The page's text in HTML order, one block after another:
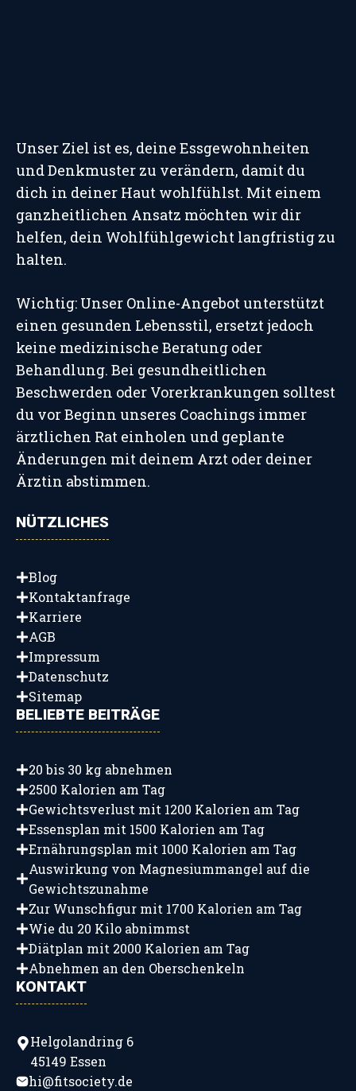
Unser Ziel ist es, deine Essgewohnheiten
und Denkmuster zu verändern, damit du
dich in deiner Haut wohlfühlst. Mit einem
ganzheitlichen Ansatz möchten wir dir
helfen, dein Wohlfühlgewicht langfristig zu
halten.
Wichtig: Unser Online-Angebot unterstützt
einen gesunden Lebensstil, ersetzt jedoch
keine medizinische Beratung oder
Behandlung. Bei gesundheitlichen
Beschwerden oder Vorerkrankungen solltest
du vor Beginn unseres Coachings immer
ärztlichen Rat einholen und geplante
Änderungen mit deinem Arzt oder deiner
Ärztin abstimmen.
NÜTZLICHES
Blog
Kontaktanfrage
Karriere
AGB
Impressum
Datenschutz
Sitemap
BELIEBTE BEITRÄGE
20 bis 30 kg abnehmen
2500 Kalorien am Tag
Gewichtsverlust mit 1200 Kalorien am Tag
Essensplan mit 1500 Kalorien am Tag
Ernährungsplan mit 1000 Kalorien am Tag
Auswirkung von Magnesiummangel auf die
Gewichtszunahme
Zur Wunschfigur mit 1700 Kalorien am Tag
Wie du 20 Kilo abnimmst
Diätplan mit 2000 Kalorien am Tag
Abnehmen an den Oberschenkeln
KONTAKT
Helgolandring 6
45149 Essen
hi@fitsociety.de